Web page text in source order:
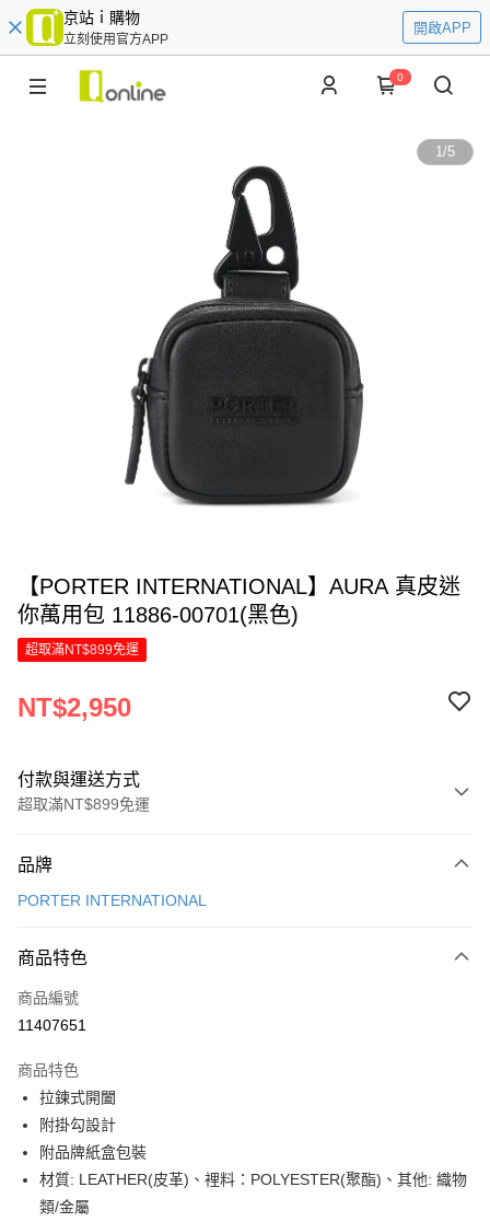
京站ｉ購物
立刻使用官方APP
開啟APP
0
1/5
【PORTER INTERNATIONAL】AURA 真皮迷
你萬用包 11886-00701(黑色)
超取滿NT$899免運
NT$2,950
付款與運送方式
超取滿NT$899免運
信用卡一次付款
Apple Pay
街口支付
Google Pay
全盈+PAY
大哥付你分期
相關說明
【大哥付你分期使用說明】
品牌
PORTER INTERNATIONAL
商品特色
商品編號
11407651
商品特色
拉鍊式開闔
附掛勾設計
附品牌紙盒包裝
材質: LEATHER(皮革)、裡料：POLYESTER(聚酯)、其他: 織物
類/金屬